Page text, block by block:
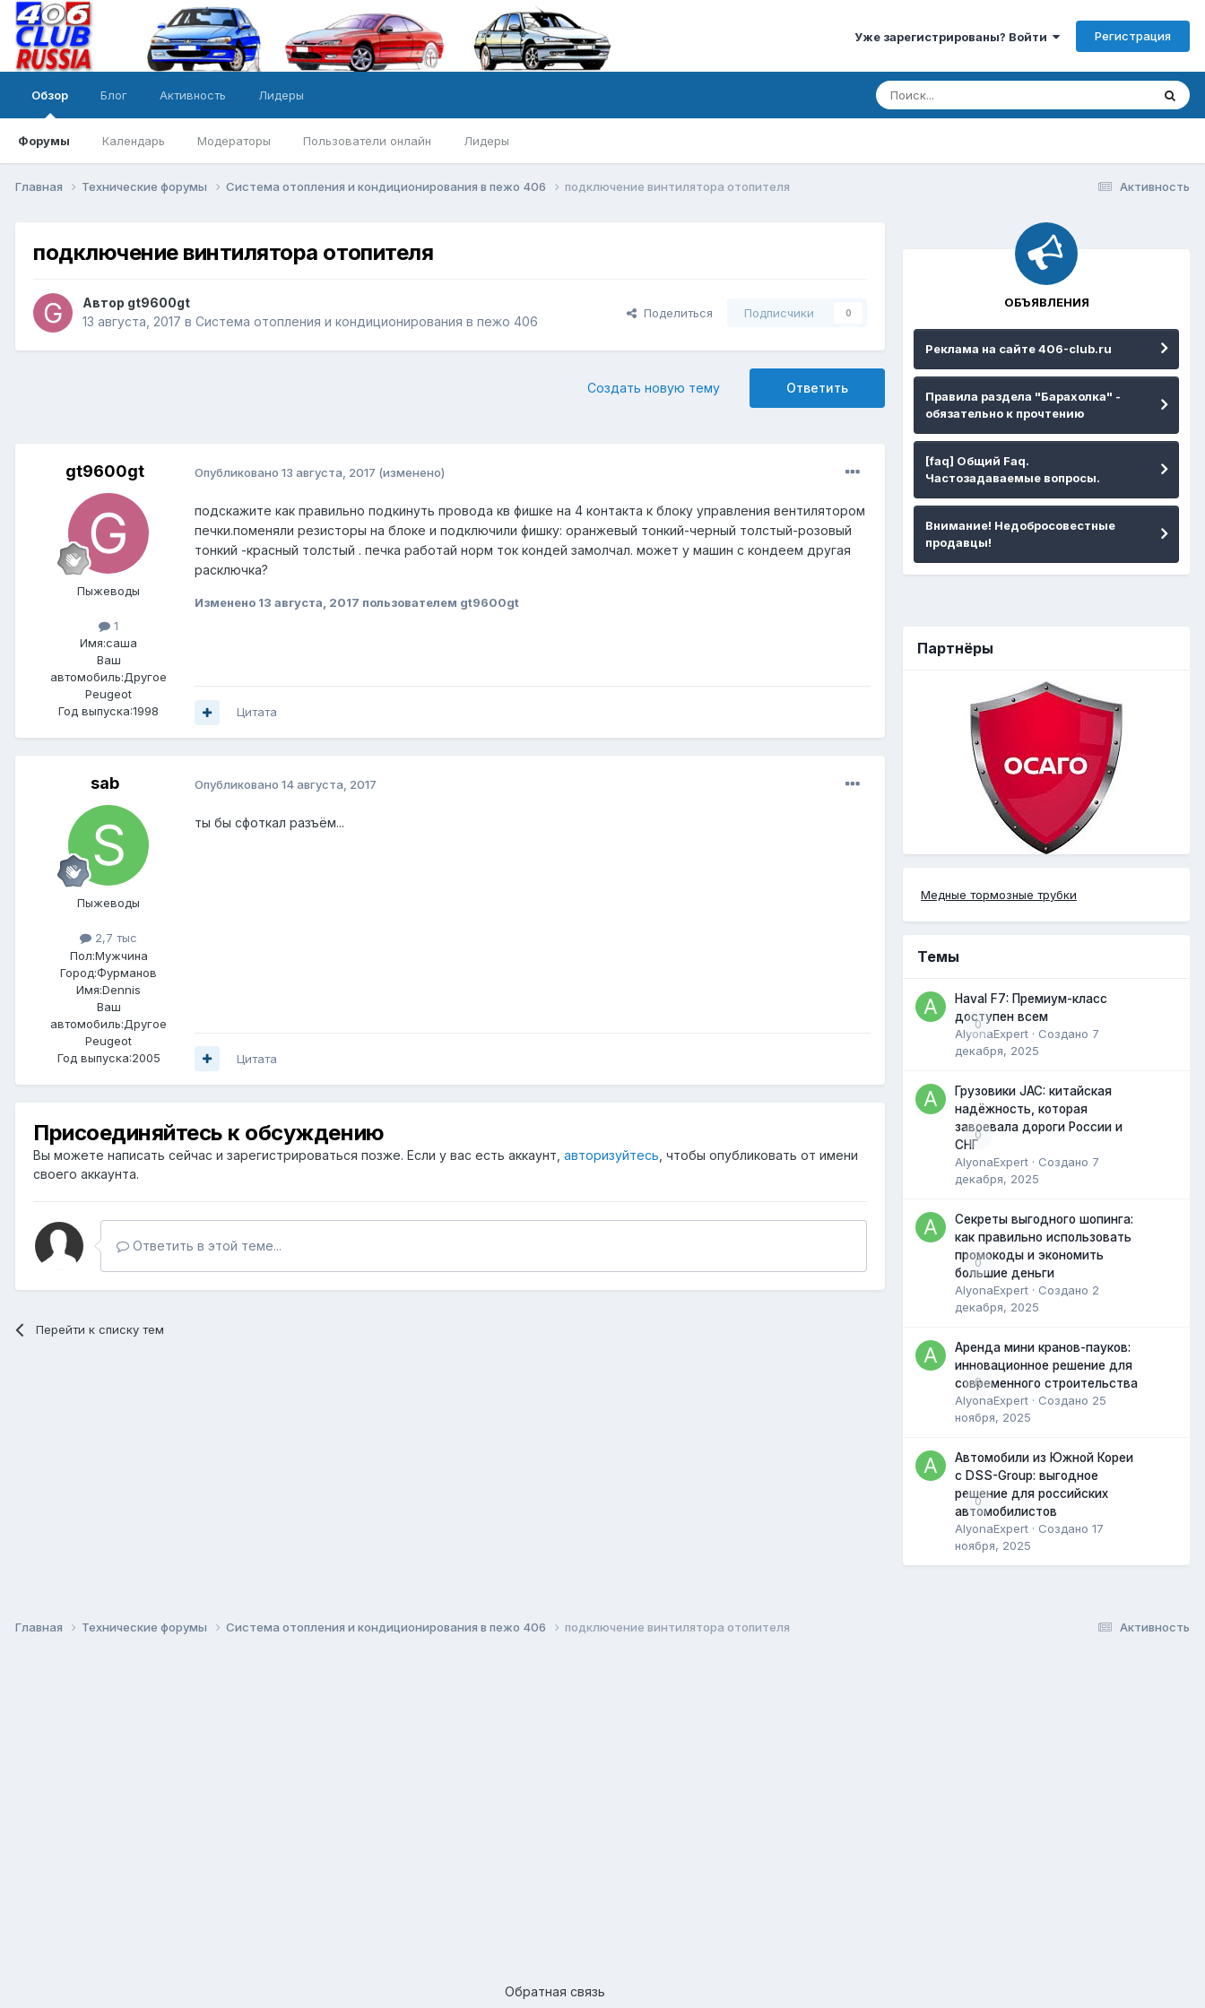
Уже зарегистрированы? Войти Регистрация
Обзор
Форумы Календарь Модераторы Пользователи онлайн Лидеры
Блог Активность Лидеры
Активность
Главная Технические форумы Система отопления и кондиционирования в пежо 406 подключение винтилятора отопителя
подключение винтилятора отопителя
Автор gt9600gt
13 августа, 2017 в Система отопления и кондиционирования в пежо 406
Поделиться Подписчики 0
Ответить
Создать новую тему
gt9600gt
Пыжеводы
1
Имя:саша
Ваш
автомобиль:Другое
Peugeot
Год выпуска:1998
Опубликовано 13 августа, 2017 (изменено)
подскажите как правильно подкинуть провода кв фишке на 4 контакта к блоку управления вентилятором
печки.поменяли резисторы на блоке и подключили фишку: оранжевый тонкий-черный толстый-розовый
тонкий -красный толстый . печка работай норм ток кондей замолчал. может у машин с кондеем другая
расключка?
Изменено 13 августа, 2017 пользователем gt9600gt
Цитата
sab
Пыжеводы
2,7 тыс
Пол:Мужчина
Город:Фурманов
Имя:Dennis
Ваш
автомобиль:Другое
Peugeot
Год выпуска:2005
Опубликовано 14 августа, 2017
ты бы сфоткал разъём...
Цитата
Присоединяйтесь к обсуждению
Вы можете написать сейчас и зарегистрироваться позже. Если у вас есть аккаунт, авторизуйтесь , чтобы опубликовать от имени
своего аккаунта.
Ответить в этой теме...
Перейти к списку тем
ОБЪЯВЛЕНИЯ
Реклама на сайте 406-club.ru
Правила раздела "Барахолка" -
обязательно к прочтению
[faq] Общий Faq.
Частозадаваемые вопросы.
Внимание! Недобросовестные
продавцы!
Партнёры
Медные тормозные трубки
Темы
0
Haval F7: Премиум-класс
доступен всем
AlyonaExpert · Создано 7
декабря, 2025
0
Грузовики JAC: китайская
надёжность, которая
завоевала дороги России и
СНГ
AlyonaExpert · Создано 7
декабря, 2025
0
Секреты выгодного шопинга:
как правильно использовать
промокоды и экономить
большие деньги
AlyonaExpert · Создано 2
декабря, 2025
0
Аренда мини кранов-пауков:
инновационное решение для
современного строительства
AlyonaExpert · Создано 25
ноября, 2025
0
Автомобили из Южной Кореи
с DSS-Group: выгодное
решение для российских
автомобилистов
AlyonaExpert · Создано 17
ноября, 2025
Активность
Главная Технические форумы Система отопления и кондиционирования в пежо 406 подключение винтилятора отопителя
Обратная связь